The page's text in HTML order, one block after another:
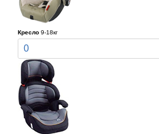
Кресло 9-18кг
0